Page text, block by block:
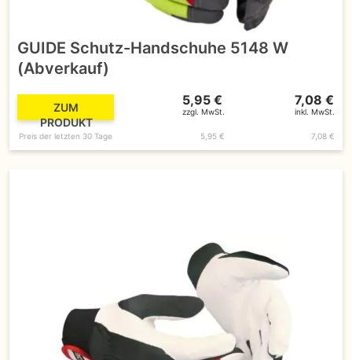
GUIDE Schutz-Handschuhe 5148 W
(Abverkauf)
ZUM
PRODUKT
5,95 €
zzgl. MwSt.
7,08 €
inkl. MwSt.
Preis der letzten 30 Tage 5,95 € 7,08 €